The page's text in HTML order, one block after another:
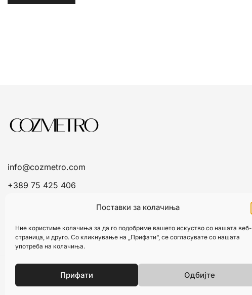
Поставки за колачиња
Ние користиме колачиња за да го подобриме вашето искуство со нашата веб-
страница, и друго. Со кликнување на „Прифати“, се согласувате со нашата
употреба на колачиња.
Прифати Одбијте
info@cozmetro.com
+389 75 425 406
© 2026 Cozmetro. Изработено одRefine.mk